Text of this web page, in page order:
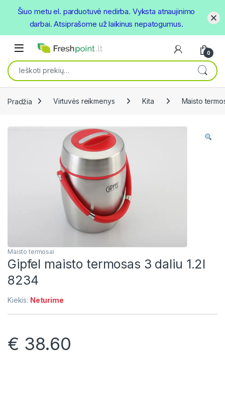
Open
0
Ieškoti:
Pradžia Virtuvės reikmenys Kita Maisto
Maisto termosai
Gipfel maisto termosas 3 daliu 1.2l
8234
Kiekis: Neturime
€ 38.60
Šiuo metu el. parduotuvė nedirba. Vyksta atnaujinimo
darbai. Atsiprašome už laikinus nepatogumus.